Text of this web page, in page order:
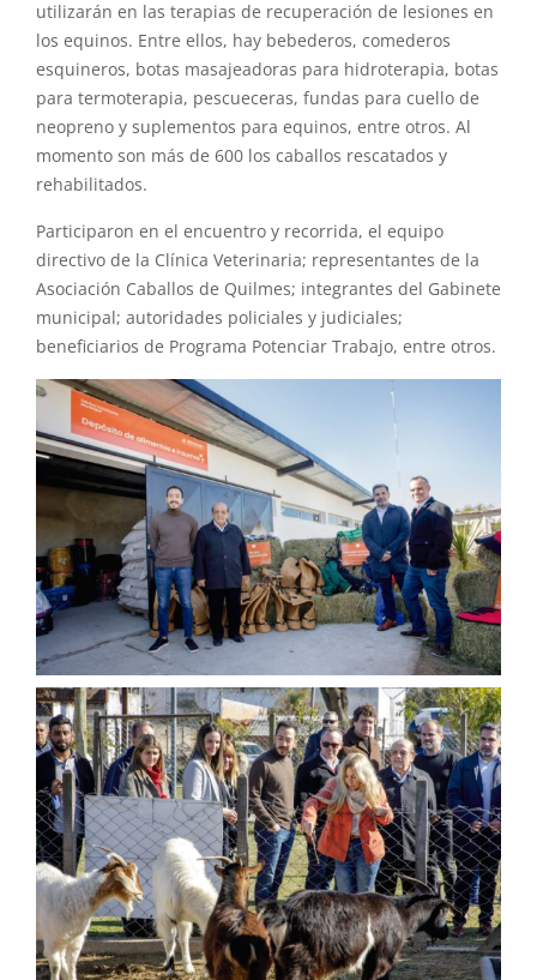
utilizarán en las terapias de recuperación de lesiones en
los equinos. Entre ellos, hay bebederos, comederos
esquineros, botas masajeadoras para hidroterapia, botas
para termoterapia, pescueceras, fundas para cuello de
neopreno y suplementos para equinos, entre otros. Al
momento son más de 600 los caballos rescatados y
rehabilitados.
Participaron en el encuentro y recorrida, el equipo
directivo de la Clínica Veterinaria; representantes de la
Asociación Caballos de Quilmes; integrantes del Gabinete
municipal; autoridades policiales y judiciales;
beneficiarios de Programa Potenciar Trabajo, entre otros.